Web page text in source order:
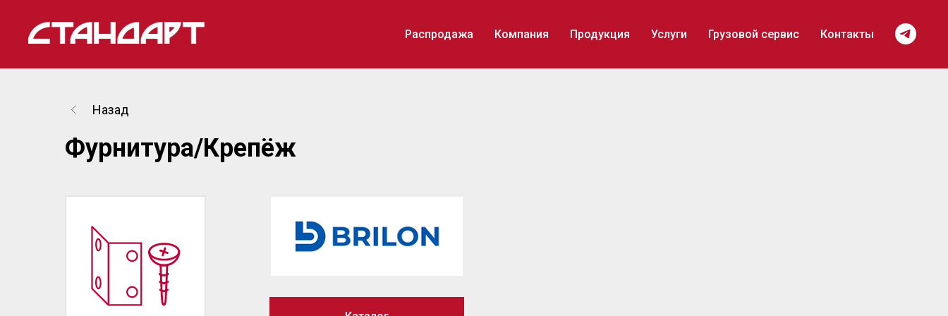
Распродажа Компания Продукция Услуги Грузовой сервис Контакты
Назад
Фурнитура/Крепёж